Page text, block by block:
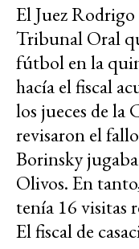
El Juez
Tribunal Oral
fútbol en la
hacía el fiscal
los jueces de la
revisaron el
Borinsky
Olivos. En
tenía 16 visitas
El fiscal de